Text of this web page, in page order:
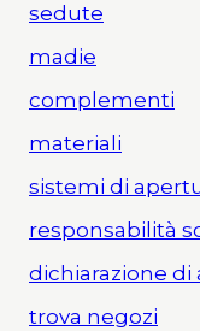
sedute
madie
complementi
materiali
sistemi di
responsabilità
dichiarazione di
trova negozi